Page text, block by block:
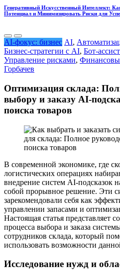
Генеративный Искусственный Интеллект:
Потенциал и Минимизировать Риски для
AI-фокус: бизнес AI,
Бизнес-стратегии с AI, Бот-
Управление рисками,
Горбачев
Оптимизация склада:
выбору и заказу AI-
поиска товаров
В современной экономике, где
логистических операциях
внедрение систем AI-подсказок
собой прорывное решение. Эти
зарекомендовали себя как
управлении запасами и
Настоящая статья представляет
процесса выбора и заказа
сотрудников склада, который
использовать возможности
Исследование нужд и